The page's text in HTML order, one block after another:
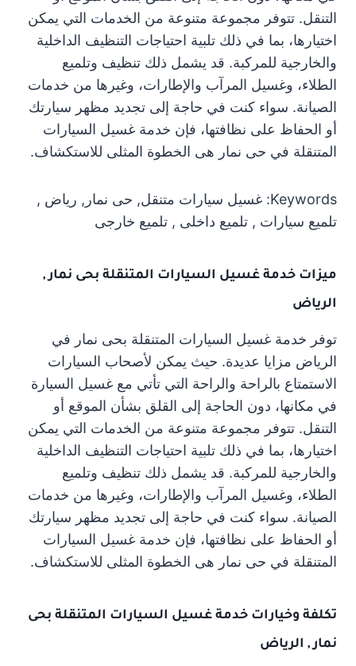
التنقل. تتوفر مجموعة متنوعة من الخدمات التي يمكن
اختيارها، بما في ذلك تلبية احتياجات التنظيف الداخلية
والخارجية للمركبة. قد يشمل ذلك تنظيف وتلميع
الطلاء، وغسيل المرآب والإطارات، وغيرها من خدمات
الصيانة. سواء كنت في حاجة إلى تجديد مظهر سيارتك
أو الحفاظ على نظافتها، فإن خدمة غسيل السيارات
المتنقلة في حى نمار هى الخطوة المثلى للاستكشاف.
Keywords: غسيل سيارات متنقل, حى نمار, رياض ,
تلميع سيارات , تلميع داخلى , تلميع خارجى
ميزات خدمة غسيل السيارات المتنقلة بحى نمار ,
الرياض
توفر خدمة غسيل السيارات المتنقلة بحى نمار في
الرياض مزايا عديدة. حيث يمكن لأصحاب السيارات
الاستمتاع بالراحة والراحة التي تأتي مع غسيل السيارة
في مكانها، دون الحاجة إلى القلق بشأن الموقع أو
التنقل. تتوفر مجموعة متنوعة من الخدمات التي يمكن
اختيارها، بما في ذلك تلبية احتياجات التنظيف الداخلية
والخارجية للمركبة. قد يشمل ذلك تنظيف وتلميع
الطلاء، وغسيل المرآب والإطارات، وغيرها من خدمات
الصيانة. سواء كنت في حاجة إلى تجديد مظهر سيارتك
أو الحفاظ على نظافتها، فإن خدمة غسيل السيارات
المتنقلة في حى نمار هى الخطوة المثلى للاستكشاف.
تكلفة وخيارات خدمة غسيل السيارات المتنقلة بحى
نمار , الرياض